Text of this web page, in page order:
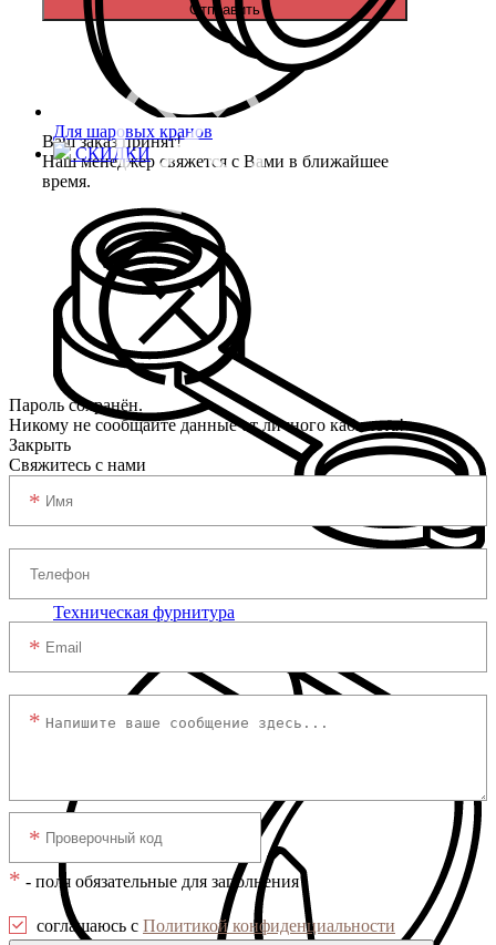
Для шаровых кранов
СКИДКИ
Техническая фурнитура
Отправить
Ваш заказ принят!
Наш менеджер свяжется с Вами в ближайшее
время.
Пароль сохранён.
Никому не сообщайте данные от личного кабинета!
Закрыть
Свяжитесь с нами
* - поля обязательные для заполнения
соглашаюсь с Политикой конфиденциальности